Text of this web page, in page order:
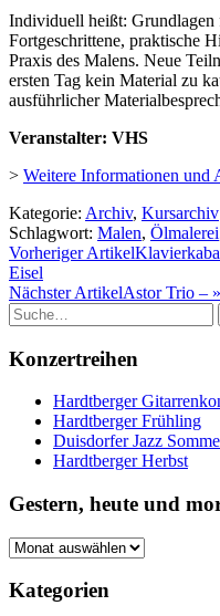
Individuell heißt:
Fortgeschrittene, praktische
Praxis des Malens. Neue
ersten Tag kein Material zu
ausführlicher
Veranstalter: VHS
> Weitere Informationen und
Kategorie: Archiv, Kursarchiv
Schlagwort: Malen, Ölmalerei
Vorheriger Artikel
Eisel
Nächster ArtikelAstor Trio –
Suche
Konzertreihen
Hardtberger
Hardtberger Frühling
Duisdorfer Jazz
Hardtberger Herbst
Gestern, heute und
Gestern,
und
morgen
Kategorien